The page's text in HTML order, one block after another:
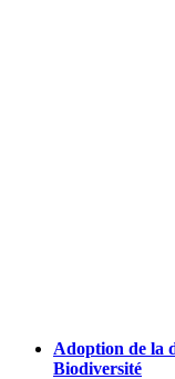
Adoption de la
Biodiversité